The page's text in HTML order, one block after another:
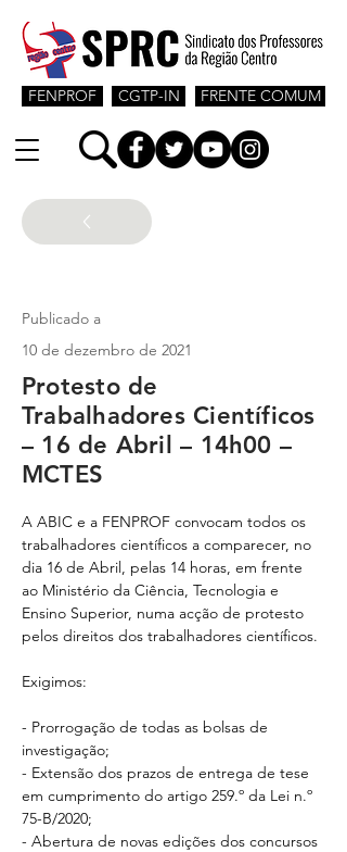
CGTP-IN
FENPROF FRENTE COMUM
Publicado a
10 de dezembro de 2021
Protesto de
Trabalhadores Científicos
– 16 de Abril – 14h00 –
MCTES
A ABIC e a FENPROF convocam todos os
trabalhadores científicos a comparecer, no
dia 16 de Abril, pelas 14 horas, em frente
ao Ministério da Ciência, Tecnologia e
Ensino Superior, numa acção de protesto
pelos direitos dos trabalhadores científicos.
Exigimos:
- Prorrogação de todas as bolsas de
investigação;
- Extensão dos prazos de entrega de tese
em cumprimento do artigo 259.º da Lei n.º
75-B/2020;
- Abertura de novas edições dos concursos